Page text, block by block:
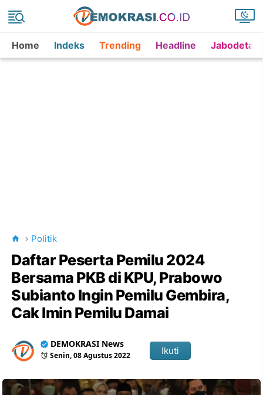
Home Indeks Trending Headline
Politik
Daftar Peserta Pemilu 2024
Bersama PKB di KPU, Prabowo
Subianto Ingin Pemilu Gembira,
Cak Imin Pemilu Damai
DEMOKRASI News
Senin, 08 Agustus 2022 Ikuti